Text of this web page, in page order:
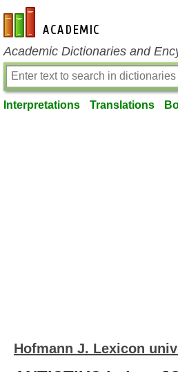
en-academic.com
Academic Dictionaries and
Interpretations Translations
Hofmann J. Lexicon